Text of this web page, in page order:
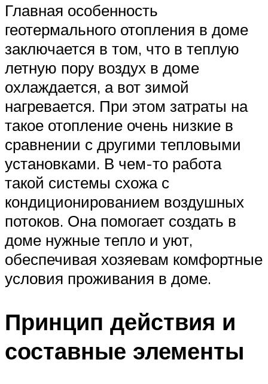
Главная особенность
геотермального отопления в доме
заключается в том, что в теплую
летную пору воздух в доме
охлаждается, а вот зимой
нагревается. При этом затраты на
такое отопление очень низкие в
сравнении с другими тепловыми
установками. В чем-то работа
такой системы схожа с
кондиционированием воздушных
потоков. Она помогает создать в
доме нужные тепло и уют,
обеспечивая хозяевам комфортные
условия проживания в доме.
Принцип действия и
составные элементы